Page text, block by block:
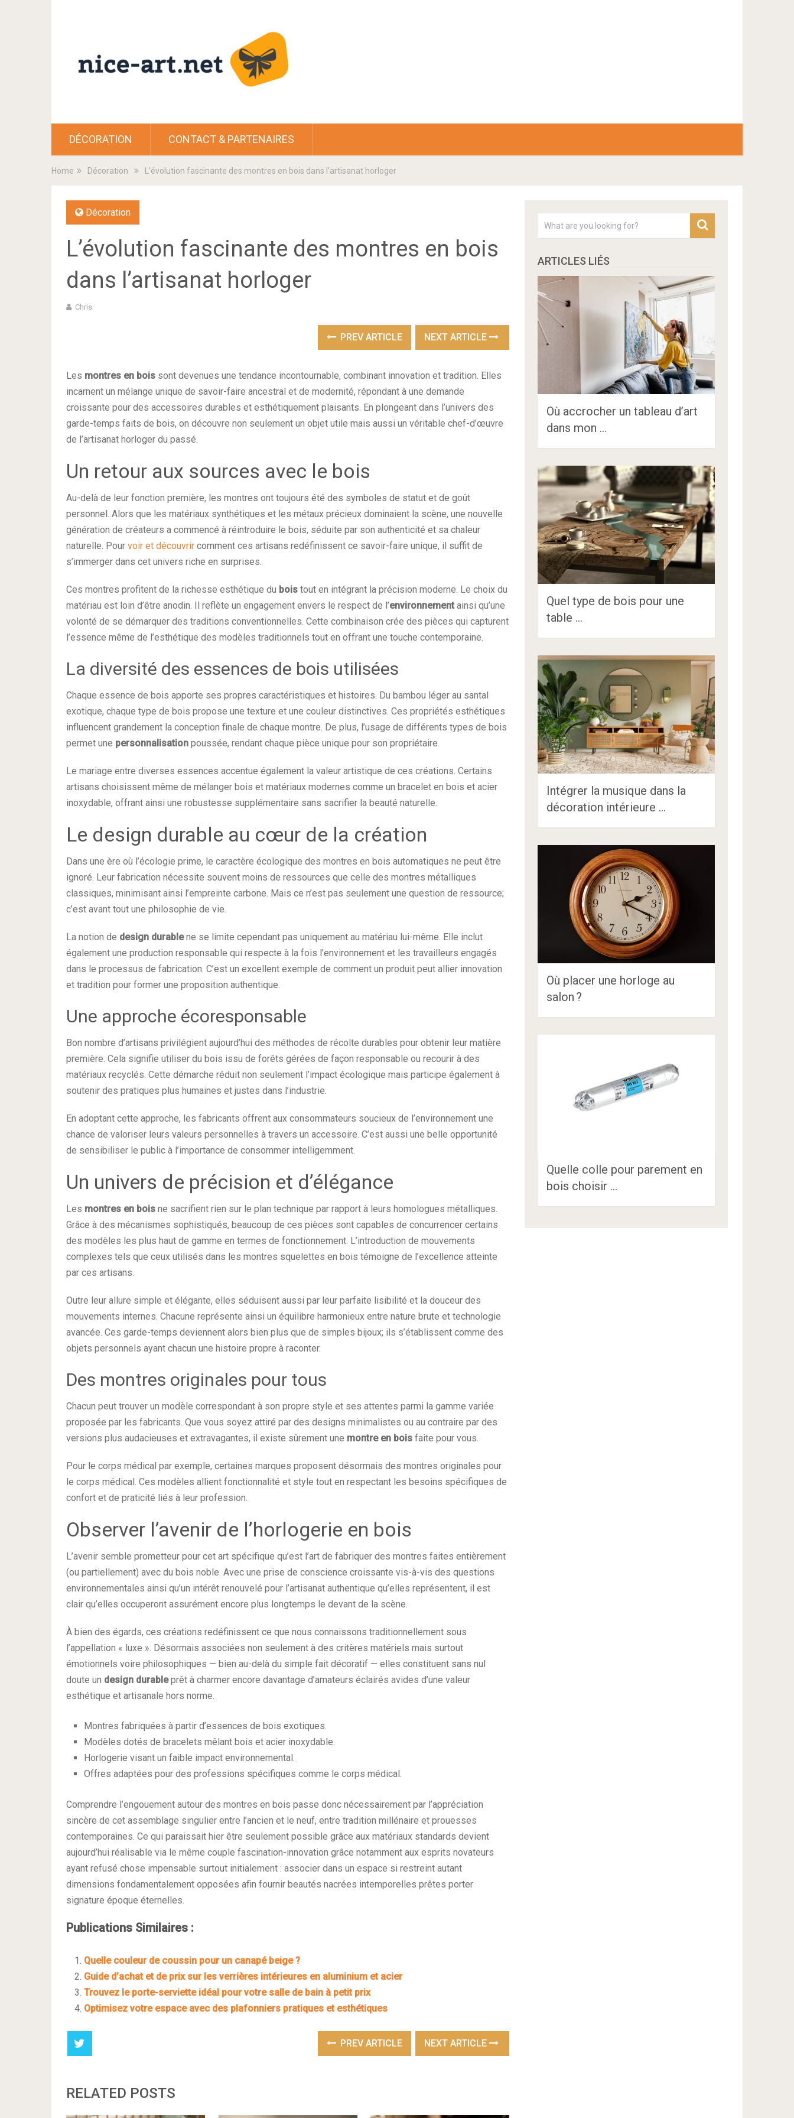
DÉCORATION CONTACT & PARTENAIRES
Home Décoration L’évolution fascinante des montres en bois dans l’artisanat horloger
Décoration
L’évolution fascinante des montres en bois
dans l’artisanat horloger
Chris
PREV ARTICLE NEXT ARTICLE
Les montres en bois sont devenues une tendance incontournable, combinant innovation et tradition. Elles
incarnent un mélange unique de savoir-faire ancestral et de modernité, répondant à une demande
croissante pour des accessoires durables et esthétiquement plaisants. En plongeant dans l’univers des
garde-temps faits de bois, on découvre non seulement un objet utile mais aussi un véritable chef-d’œuvre
de l’artisanat horloger du passé.
Un retour aux sources avec le bois
Au-delà de leur fonction première, les montres ont toujours été des symboles de statut et de goût
personnel. Alors que les matériaux synthétiques et les métaux précieux dominaient la scène, une nouvelle
génération de créateurs a commencé à réintroduire le bois, séduite par son authenticité et sa chaleur
naturelle. Pour voir et découvrir comment ces artisans redéfinissent ce savoir-faire unique, il suffit de
s’immerger dans cet univers riche en surprises.
Ces montres profitent de la richesse esthétique du bois tout en intégrant la précision moderne. Le choix du
matériau est loin d’être anodin. Il reflète un engagement envers le respect de l’environnement ainsi qu’une
volonté de se démarquer des traditions conventionnelles. Cette combinaison crée des pièces qui capturent
l’essence même de l’esthétique des modèles traditionnels tout en offrant une touche contemporaine.
La diversité des essences de bois utilisées
Chaque essence de bois apporte ses propres caractéristiques et histoires. Du bambou léger au santal
exotique, chaque type de bois propose une texture et une couleur distinctives. Ces propriétés esthétiques
influencent grandement la conception finale de chaque montre. De plus, l’usage de différents types de bois
permet une personnalisation poussée, rendant chaque pièce unique pour son propriétaire.
Le mariage entre diverses essences accentue également la valeur artistique de ces créations. Certains
artisans choisissent même de mélanger bois et matériaux modernes comme un bracelet en bois et acier
inoxydable, offrant ainsi une robustesse supplémentaire sans sacrifier la beauté naturelle.
Le design durable au cœur de la création
Dans une ère où l’écologie prime, le caractère écologique des montres en bois automatiques ne peut être
ignoré. Leur fabrication nécessite souvent moins de ressources que celle des montres métalliques
classiques, minimisant ainsi l’empreinte carbone. Mais ce n’est pas seulement une question de ressource;
c’est avant tout une philosophie de vie.
La notion de design durablene se limite cependant pas uniquement au matériau lui-même. Elle inclut
également une production responsable qui respecte à la fois l’environnement et les travailleurs engagés
dans le processus de fabrication. C’est un excellent exemple de comment un produit peut allier innovation
et tradition pour former une proposition authentique.
Une approche écoresponsable
Bon nombre d’artisans privilégient aujourd’hui des méthodes de récolte durables pour obtenir leur matière
première. Cela signifie utiliser du bois issu de forêts gérées de façon responsable ou recourir à des
matériaux recyclés. Cette démarche réduit non seulement l’impact écologique mais participe également à
soutenir des pratiques plus humaines et justes dans l’industrie.
En adoptant cette approche, les fabricants offrent aux consommateurs soucieux de l’environnement une
chance de valoriser leurs valeurs personnelles à travers un accessoire. C’est aussi une belle opportunité
de sensibiliser le public à l’importance de consommer intelligemment.
Un univers de précision et d’élégance
Les montres en bois ne sacrifient rien sur le plan technique par rapport à leurs homologues métalliques.
Grâce à des mécanismes sophistiqués, beaucoup de ces pièces sont capables de concurrencer certains
des modèles les plus haut de gamme en termes de fonctionnement. L’introduction de mouvements
complexes tels que ceux utilisés dans les montres squelettes en bois témoigne de l’excellence atteinte
par ces artisans.
Outre leur allure simple et élégante, elles séduisent aussi par leur parfaite lisibilité et la douceur des
mouvements internes. Chacune représente ainsi un équilibre harmonieux entre nature brute et technologie
avancée. Ces garde-temps deviennent alors bien plus que de simples bijoux; ils s’établissent comme des
objets personnels ayant chacun une histoire propre à raconter.
Des montres originales pour tous
Chacun peut trouver un modèle correspondant à son propre style et ses attentes parmi la gamme variée
proposée par les fabricants. Que vous soyez attiré par des designs minimalistes ou au contraire par des
versions plus audacieuses et extravagantes, il existe sûrement une montre en bois faite pour vous.
Pour le corps médical par exemple, certaines marques proposent désormais des montres originales pour
le corps médical. Ces modèles allient fonctionnalité et style tout en respectant les besoins spécifiques de
confort et de praticité liés à leur profession.
Observer l’avenir de l’horlogerie en bois
L’avenir semble prometteur pour cet art spécifique qu’est l’art de fabriquer des montres faites entièrement
(ou partiellement) avec du bois noble. Avec une prise de conscience croissante vis-à-vis des questions
environnementales ainsi qu’un intérêt renouvelé pour l’artisanat authentique qu’elles représentent, il est
clair qu’elles occuperont assurément encore plus longtemps le devant de la scène.
À bien des égards, ces créations redéfinissent ce que nous connaissons traditionnellement sous
l’appellation « luxe ». Désormais associées non seulement à des critères matériels mais surtout
émotionnels voire philosophiques — bien au-delà du simple fait décoratif — elles constituent sans nul
doute un design durableprêt à charmer encore davantage d’amateurs éclairés avides d’une valeur
esthétique et artisanale hors norme.
Montres fabriquées à partir d’essences de bois exotiques.
Modèles dotés de bracelets mêlant bois et acier inoxydable.
Horlogerie visant un faible impact environnemental.
Offres adaptées pour des professions spécifiques comme le corps médical.
Comprendre l’engouement autour des montres en bois passe donc nécessairement par l’appréciation
sincère de cet assemblage singulier entre l’ancien et le neuf, entre tradition millénaire et prouesses
contemporaines. Ce qui paraissait hier être seulement possible grâce aux matériaux standards devient
aujourd’hui réalisable via le même couple fascination-innovation grâce notamment aux esprits novateurs
ayant refusé chose impensable surtout initialement : associer dans un espace si restreint autant
dimensions fondamentalement opposées afin fournir beautés nacrées intemporelles prêtes porter
signature époque éternelles.
Publications Similaires :
Quelle couleur de coussin pour un canapé beige ?
Guide d’achat et de prix sur les verrières intérieures en aluminium et acier
Trouvez le porte-serviette idéal pour votre salle de bain à petit prix
Optimisez votre espace avec des plafonniers pratiques et esthétiques
PREV ARTICLE NEXT ARTICLE
RELATED POSTS
ARTICLES LIÉS
Où accrocher un tableau d’art
dans mon …
Quel type de bois pour une
table …
Intégrer la musique dans la
décoration intérieure …
Où placer une horloge au
salon ?
Quelle colle pour parement en
bois choisir …